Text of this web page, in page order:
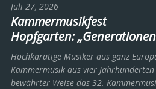
Juli 27, 2026
Kammermusikfest
Hopfgarten:
Hochkarätige Musiker aus ganz
Kammermusik aus vier
bewährter Weise das 32.